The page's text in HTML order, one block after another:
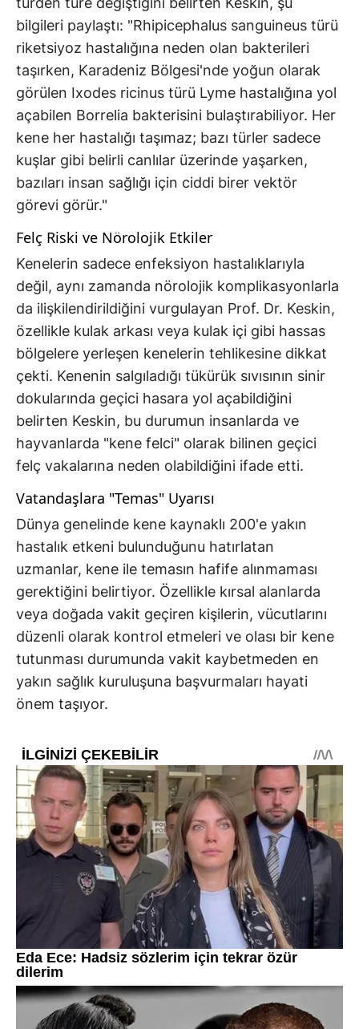
bilgileri paylaştı: "Rhipicephalus sanguineus türü
riketsiyoz hastalığına neden olan bakterileri
taşırken, Karadeniz Bölgesi'nde yoğun olarak
görülen Ixodes ricinus türü Lyme hastalığına yol
açabilen Borrelia bakterisini bulaştırabiliyor. Her
kene her hastalığı taşımaz; bazı türler sadece
kuşlar gibi belirli canlılar üzerinde yaşarken,
bazıları insan sağlığı için ciddi birer vektör
görevi görür."
Felç Riski ve Nörolojik Etkiler
Kenelerin sadece enfeksiyon hastalıklarıyla
değil, aynı zamanda nörolojik komplikasyonlarla
da ilişkilendirildiğini vurgulayan Prof. Dr. Keskin,
özellikle kulak arkası veya kulak içi gibi hassas
bölgelere yerleşen kenelerin tehlikesine dikkat
çekti. Kenenin salgıladığı tükürük sıvısının sinir
dokularında geçici hasara yol açabildiğini
belirten Keskin, bu durumun insanlarda ve
hayvanlarda "kene felci" olarak bilinen geçici
felç vakalarına neden olabildiğini ifade etti.
Vatandaşlara "Temas" Uyarısı
Dünya genelinde kene kaynaklı 200'e yakın
hastalık etkeni bulunduğunu hatırlatan
uzmanlar, kene ile temasın hafife alınmaması
gerektiğini belirtiyor. Özellikle kırsal alanlarda
veya doğada vakit geçiren kişilerin, vücutlarını
düzenli olarak kontrol etmeleri ve olası bir kene
tutunması durumunda vakit kaybetmeden en
yakın sağlık kuruluşuna başvurmaları hayati
önem taşıyor.